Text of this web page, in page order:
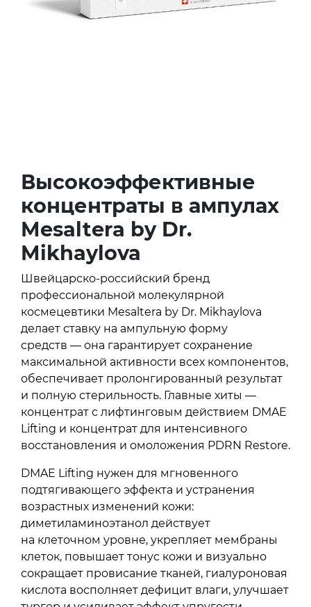
Высокоэффективные
концентраты в ампулах
Mesaltera by Dr.
Mikhaylova
Швейцарско-российский бренд
профессиональной молекулярной
космецевтики Mesaltera by Dr. Mikhaylova
делает ставку на ампульную форму
средств — она гарантирует сохранение
максимальной активности всех компонентов,
обеспечивает пролонгированный результат
и полную стерильность. Главные хиты —
концентрат с лифтинговым действием DMAE
Lifting и концентрат для интенсивного
восстановления и омоложения PDRN Restore.
DMAE Lifting нужен для мгновенного
подтягивающего эффекта и устранения
возрастных изменений кожи:
диметиламиноэтанол действует
на клеточном уровне, укрепляет мембраны
клеток, повышает тонус кожи и визуально
сокращает провисание тканей, гиалуроновая
кислота восполняет дефицит влаги, улучшает